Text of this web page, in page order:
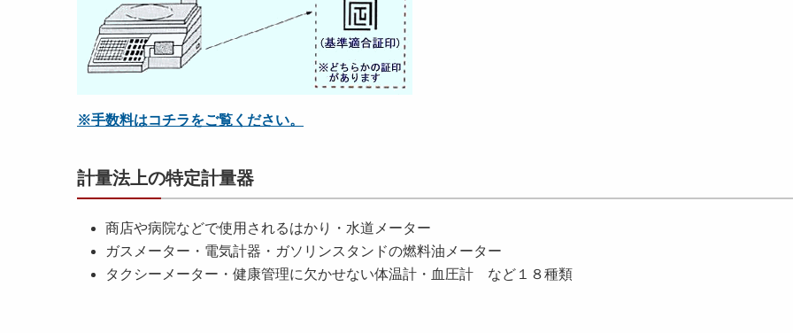
※手数料はコチラをご覧ください。
計量法上の特定計量器
商店や病院などで使用されるはかり・水道メーター
ガスメーター・電気計器・ガソリンスタンドの燃料油メーター
タクシーメーター・健康管理に欠かせない体温計・血圧計 など１８種類